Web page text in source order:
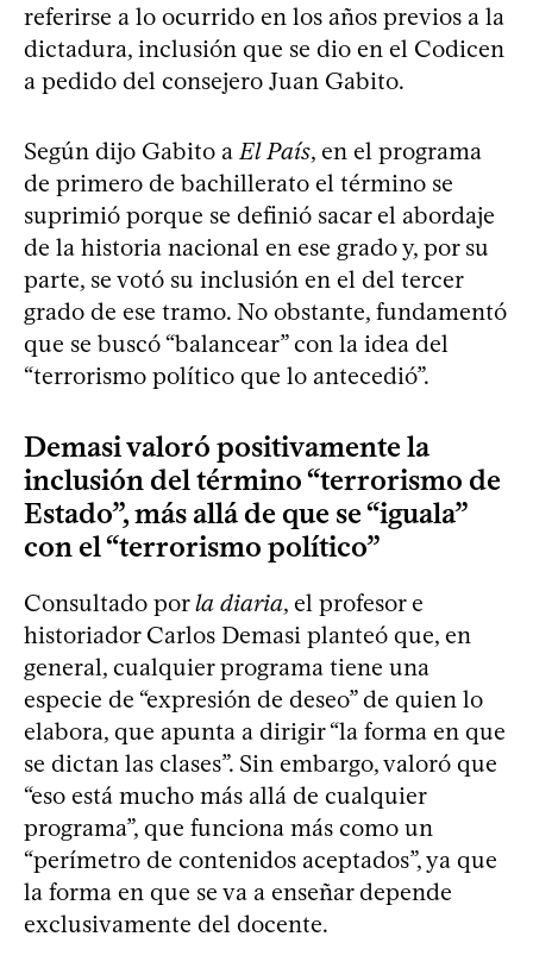
referirse a lo ocurrido en los años previos a la
dictadura, inclusión que se dio en el Codicen
a pedido del consejero Juan Gabito.
Según dijo Gabito a El País, en el programa
de primero de bachillerato el término se
suprimió porque se definió sacar el abordaje
de la historia nacional en ese grado y, por su
parte, se votó su inclusión en el del tercer
grado de ese tramo. No obstante, fundamentó
que se buscó “balancear” con la idea del
“terrorismo político que lo antecedió”.
Demasi valoró positivamente la
inclusión del término “terrorismo de
Estado”, más allá de que se “iguala”
con el “terrorismo político”
Consultado porla diaria, el profesor e
historiador Carlos Demasi planteó que, en
general, cualquier programa tiene una
especie de “expresión de deseo” de quien lo
elabora, que apunta a dirigir “la forma en que
se dictan las clases”. Sin embargo, valoró que
“eso está mucho más allá de cualquier
programa”, que funciona más como un
“perímetro de contenidos aceptados”, ya que
la forma en que se va a enseñar depende
exclusivamente del docente.